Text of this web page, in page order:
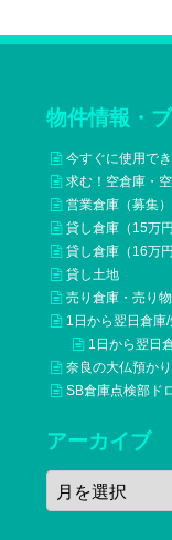
物件情報・
今すぐに使用で
求む！空倉庫・
営業倉庫（募集）
貸し倉庫（15万円
貸し倉庫（16万円
貸し土地
売り倉庫・売り
1日から翌日倉庫
1日から翌日
奈良の大仏預か
SB倉庫点検部ド
アーカイブ